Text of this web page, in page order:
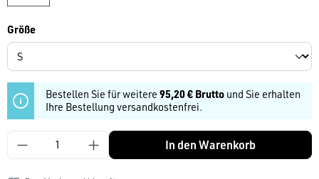
Größeauswählen
Bestellen Sie für weitere 95,20 € Brutto und Sie erhalten
Ihre Bestellung versandkostenfrei.
Produkt Anzahl: Gib den gewünschten Wert
In den Warenkorb